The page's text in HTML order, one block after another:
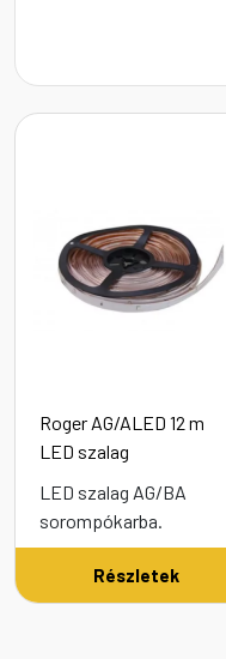
Roger AG/ALED 12 m
LED szalag
LED szalag AG/BA
sorompókarba.
Részletek